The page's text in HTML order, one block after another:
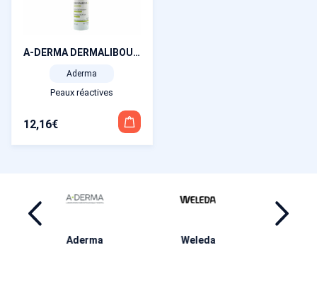
A-DERMA DERMALIBOUR+ CICA-Gel moussant 200 ml
Aderma
Peaux réactives
12,16€
Weleda Ducray